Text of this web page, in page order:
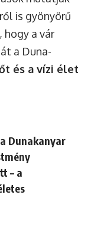
is gyönyörű
hogy a vár
a Duna-
és a vízi élet
Dunakanyar
– a